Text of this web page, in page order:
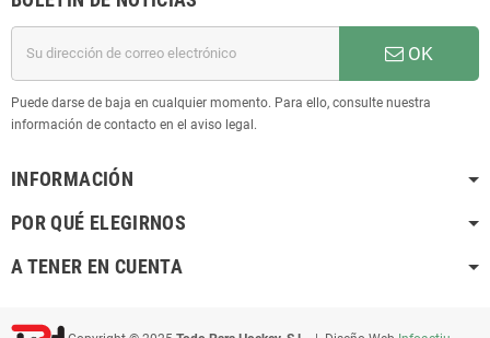
OK
Puede darse de baja en cualquier momento. Para ello, consulte nuestra
información de contacto en el aviso legal.
INFORMACIÓN
POR QUÉ ELEGIRNOS
A TENER EN CUENTA